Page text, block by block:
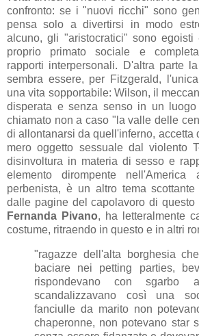
confronto: se i "nuovi ricchi" sono
pensa solo a divertirsi in modo
alcuno, gli "aristocratici" sono egoisti
proprio primato sociale e
rapporti interpersonali. D'altra parte
sembra essere, per Fitzgerald,
una vita sopportabile: Wilson, il
disperata e senza senso in un luogo
chiamato non a caso "la valle delle
di allontanarsi da quell'inferno, accetta
mero oggetto sessuale dal violento
disinvoltura in materia di sesso e
elemento dirompente nell'America
perbenista, è un altro tema
dalle pagine del capolavoro di questo
Fernanda Pivano, ha letteralmente
costume, ritraendo in questo e in altri
"ragazze dell'alta borghesia
baciare nei petting parties,
rispondevano con sgarbo
scandalizzavano così una
fanciulle da marito non
chaperonne, non potevano star